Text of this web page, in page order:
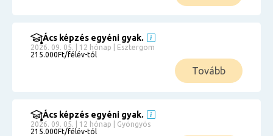
Ács képzés egyéni gyak.
2026. 09. 05. | 12 hónap | Esztergom
215.000Ft/félév-tól
Tovább
Ács képzés egyéni gyak.
2026. 09. 05. | 12 hónap | Gyöngyös
215.000Ft/félév-tól